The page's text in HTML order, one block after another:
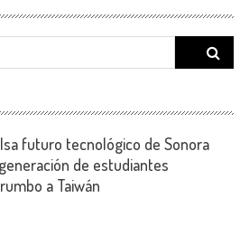
Search
for:
futuro tecnológico de Sonora
de estudiantes
a Taiwán